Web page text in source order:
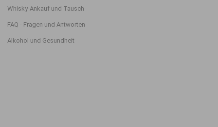
Whisky-Ankauf und Tausch
FAQ - Fragen und Antworten
Alkohol und Gesundheit